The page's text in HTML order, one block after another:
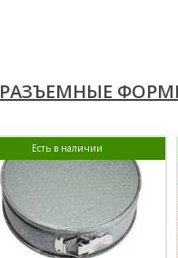
РАЗЪЕМНЫЕ
Есть в наличии